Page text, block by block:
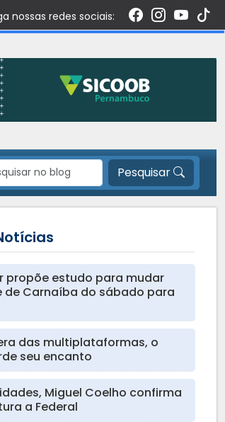
nossas redes sociais:
Pesquisar
propõe estudo para mudar
de Carnaíba do sábado para
das multiplataformas, o
seu encanto
Miguel Coelho confirma
a Federal